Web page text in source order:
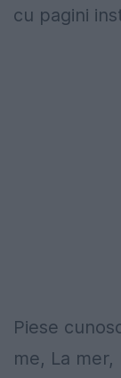
cu pagini
Piese
me, La mer,